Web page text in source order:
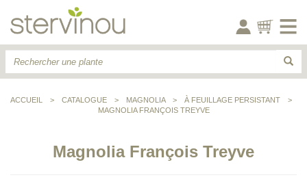
ACCUEIL > CATALOGUE > MAGNOLIA > À FEUILLAGE PERSISTANT
>
MAGNOLIA FRANÇOIS TREYVE
Magnolia François Treyve